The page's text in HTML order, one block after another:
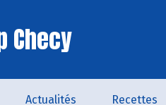
Checy
Actualités Recettes